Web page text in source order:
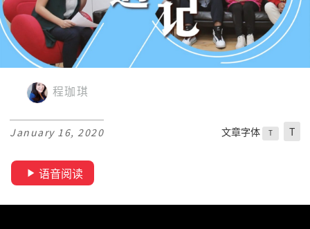
程珈琪
January 16, 2020 文章字体 T T
语音阅读